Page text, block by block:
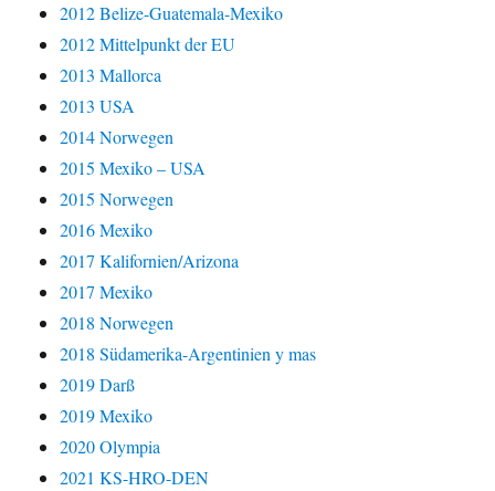
2012 Belize-Guatemala-Mexiko
2012 Mittelpunkt der EU
2013 Mallorca
2013 USA
2014 Norwegen
2015 Mexiko – USA
2015 Norwegen
2016 Mexiko
2017 Kalifornien/Arizona
2017 Mexiko
2018 Norwegen
2018 Südamerika-Argentinien y mas
2019 Darß
2019 Mexiko
2020 Olympia
2021 KS-HRO-DEN